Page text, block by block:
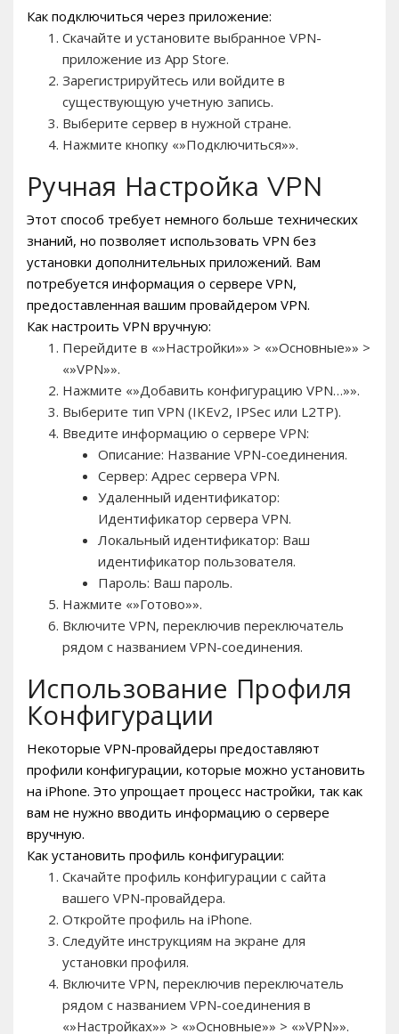
Как подключиться через приложение:
Скачайте и установите выбранное VPN-
приложение из App Store.
Зарегистрируйтесь или войдите в
существующую учетную запись.
Выберите сервер в нужной стране.
Нажмите кнопку «»Подключиться»».
Ручная Настройка VPN
Этот способ требует немного больше технических
знаний, но позволяет использовать VPN без
установки дополнительных приложений. Вам
потребуется информация о сервере VPN,
предоставленная вашим провайдером VPN.
Как настроить VPN вручную:
Перейдите в «»Настройки»» > «»Основные»» >
«»VPN»».
Нажмите «»Добавить конфигурацию VPN…»».
Выберите тип VPN (IKEv2, IPSec или L2TP).
Введите информацию о сервере VPN:
Описание: Название VPN-соединения.
Сервер: Адрес сервера VPN.
Удаленный идентификатор:
Идентификатор сервера VPN.
Локальный идентификатор: Ваш
идентификатор пользователя.
Пароль: Ваш пароль.
Нажмите «»Готово»».
Включите VPN, переключив переключатель
рядом с названием VPN-соединения.
Использование Профиля
Конфигурации
Некоторые VPN-провайдеры предоставляют
профили конфигурации, которые можно установить
на iPhone. Это упрощает процесс настройки, так как
вам не нужно вводить информацию о сервере
вручную.
Как установить профиль конфигурации:
Скачайте профиль конфигурации с сайта
вашего VPN-провайдера.
Откройте профиль на iPhone.
Следуйте инструкциям на экране для
установки профиля.
Включите VPN, переключив переключатель
рядом с названием VPN-соединения в
«»Настройках»» > «»Основные»» > «»VPN»».